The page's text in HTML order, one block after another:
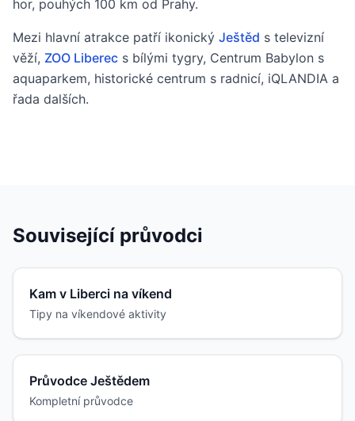
hor, pouhých 100 km od Prahy.
Mezi hlavní atrakce patří ikonický Ještěd s televizní
věží, ZOO Liberec s bílými tygry, Centrum Babylon s
aquaparkem, historické centrum s radnicí, iQLANDIA a
řada dalších.
Související průvodci
Kam v Liberci na víkend
Tipy na víkendové aktivity
Průvodce Ještědem
Kompletní průvodce